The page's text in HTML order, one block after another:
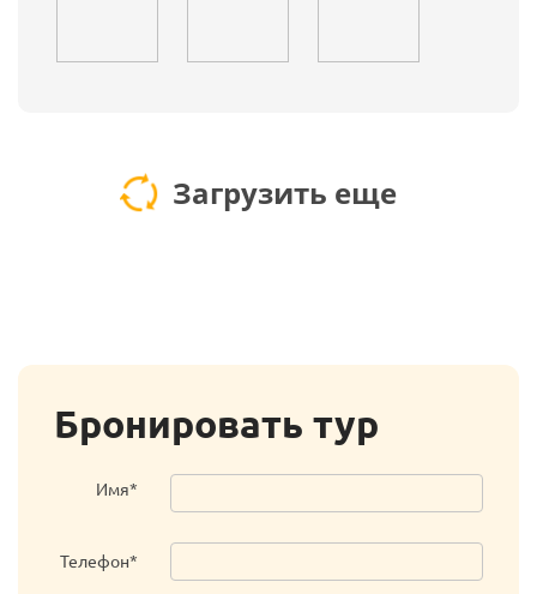
Загрузить еще
Бронировать тур
Имя*
Телефон*